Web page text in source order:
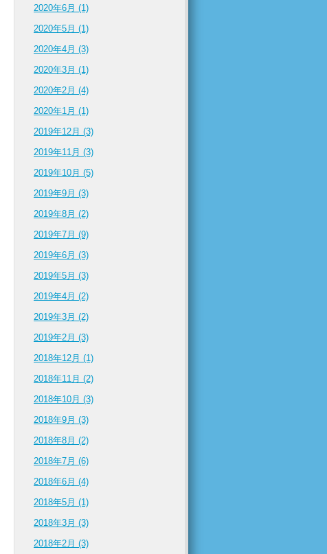
2020年6月 (1)
2020年5月 (1)
2020年4月 (3)
2020年3月 (1)
2020年2月 (4)
2020年1月 (1)
2019年12月 (3)
2019年11月 (3)
2019年10月 (5)
2019年9月 (3)
2019年8月 (2)
2019年7月 (9)
2019年6月 (3)
2019年5月 (3)
2019年4月 (2)
2019年3月 (2)
2019年2月 (3)
2018年12月 (1)
2018年11月 (2)
2018年10月 (3)
2018年9月 (3)
2018年8月 (2)
2018年7月 (6)
2018年6月 (4)
2018年5月 (1)
2018年3月 (3)
2018年2月 (3)